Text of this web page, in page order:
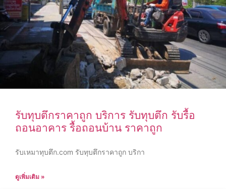
รับทุบตึกราคาถูก บริการ รับทุบตึก รับรื้อ
ถอนอาคาร รื้อถอนบ้าน ราคาถูก
รับเหมาทุบตึก.com รับทุบตึกราคาถูก บริกา
ดูเพิ่มเติม »